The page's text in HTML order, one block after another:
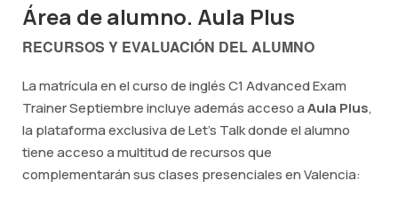
Área de alumno. Aula Plus
RECURSOS Y EVALUACIÓN DEL ALUMNO
La matrícula en el curso de inglés C1 Advanced Exam
Trainer Septiembre incluye además acceso aAula Plus,
la plataforma exclusiva de Let's Talk donde el alumno
tiene acceso a multitud de recursos que
complementarán sus clases presenciales en Valencia: